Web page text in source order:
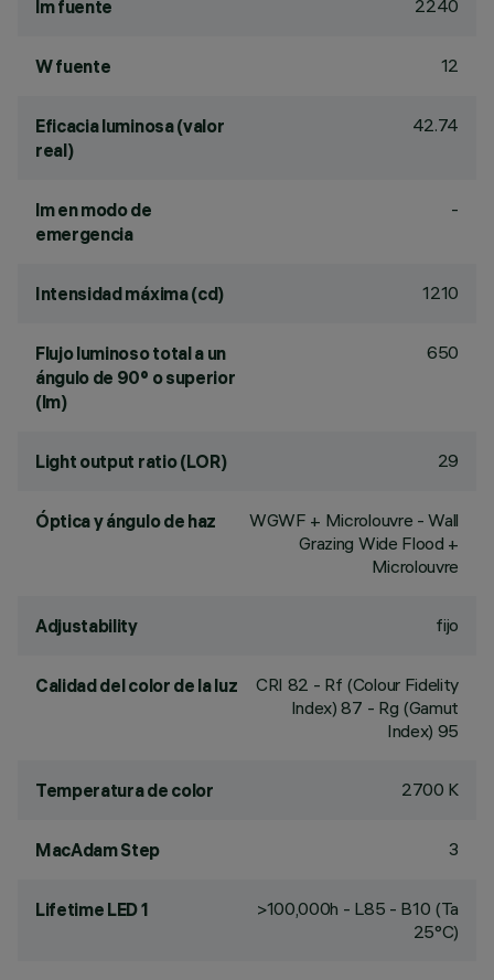
lm fuente 2240
W fuente 12
Eficacia luminosa (valor
real)
42.74
lm en modo de
emergencia
-
Intensidad máxima (cd) 1210
Flujo luminoso total a un
ángulo de 90° o superior
(lm)
650
Light output ratio (LOR) 29
Óptica y ángulo de haz
WGWF + Microlouvre - Wall
Grazing Wide Flood +
Microlouvre
Adjustability fijo
Calidad del color de la luz CRI 82 - Rf (Colour Fidelity
Index) 87 - Rg (Gamut
Index) 95
Temperatura de color 2700 K
MacAdam Step 3
Lifetime LED 1
>100,000h - L85 - B10 (Ta
25°C)